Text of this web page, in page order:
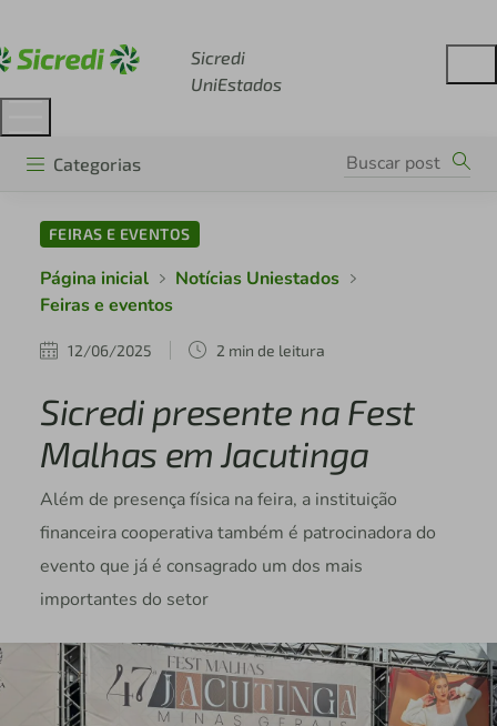
Sicredi
UniEstados
Categorias
FEIRAS E EVENTOS
Página inicial
Notícias Uniestados
Feiras e eventos
12/06/2025 2 min de leitura
Sicredi presente na Fest
Malhas em Jacutinga
Além de presença física na feira, a instituição
financeira cooperativa também é patrocinadora do
evento que já é consagrado um dos mais
importantes do setor